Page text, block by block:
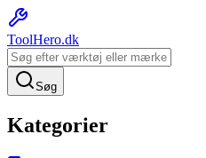
ToolHero.dk
Søg
Kategorier